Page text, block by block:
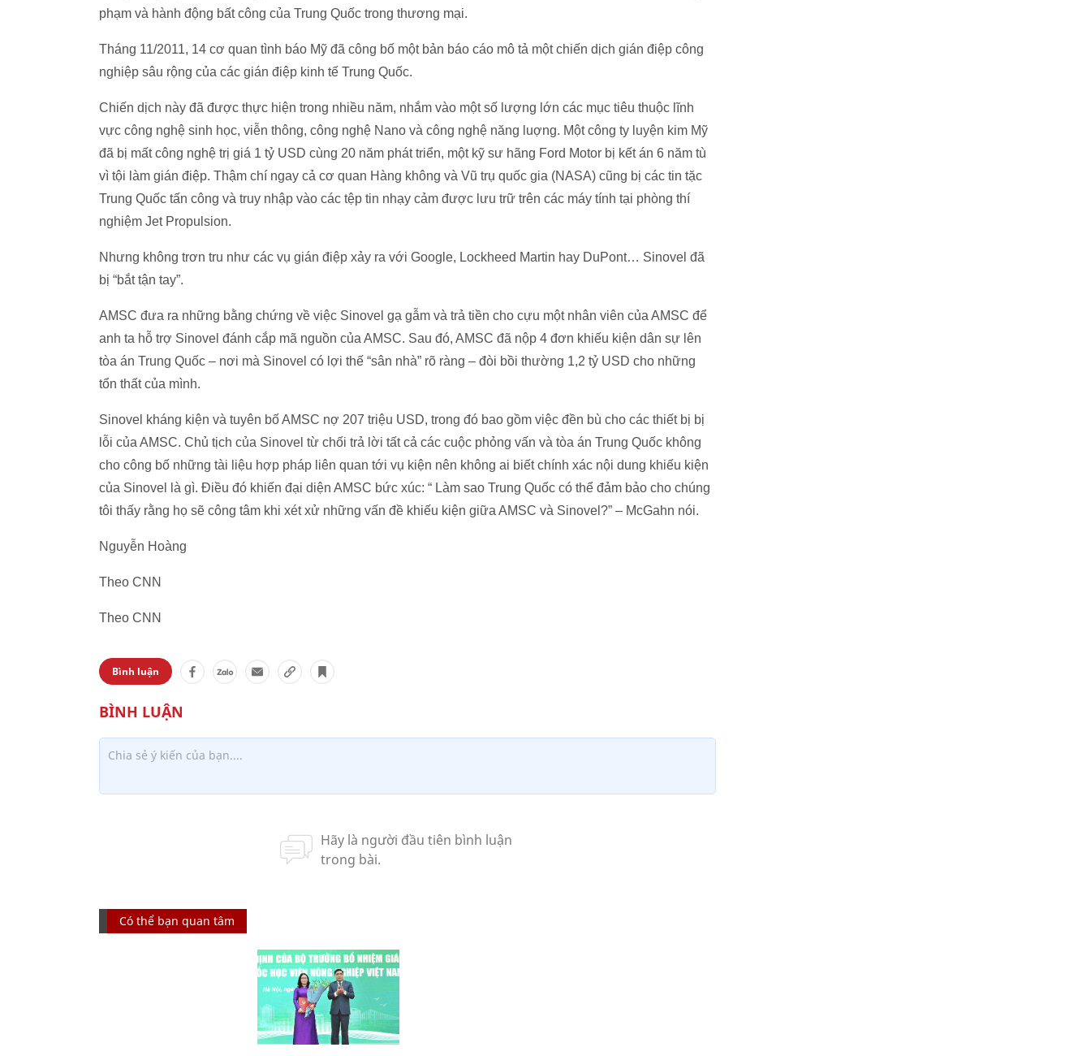
phạm và hành động bất công của Trung Quốc trong thương mại.
Tháng 11/2011, 14 cơ quan tình báo Mỹ đã công bố một bản báo cáo mô tả một chiến dịch gián điệp công
nghiệp sâu rộng của các gián điệp kinh tế Trung Quốc.
Chiến dịch này đã được thực hiện trong nhiều năm, nhắm vào một số lượng lớn các mục tiêu thuộc lĩnh
vực công nghệ sinh học, viễn thông, công nghệ Nano và công nghệ năng luợng. Một công ty luyện kim Mỹ
đã bị mất công nghệ trị giá 1 tỷ USD cùng 20 năm phát triển, một kỹ sư hãng Ford Motor bị kết án 6 năm tù
vì tội làm gián điệp. Thậm chí ngay cả cơ quan Hàng không và Vũ trụ quốc gia (NASA) cũng bị các tin tặc
Trung Quốc tấn công và truy nhập vào các tệp tin nhạy cảm được lưu trữ trên các máy tính tại phòng thí
nghiệm Jet Propulsion.
Nhưng không trơn tru như các vụ gián điệp xảy ra với Google, Lockheed Martin hay DuPont… Sinovel đã
bị “bắt tận tay”.
AMSC đưa ra những bằng chứng về việc Sinovel gạ gẫm và trả tiền cho cựu một nhân viên của AMSC để
anh ta hỗ trợ Sinovel đánh cắp mã nguồn của AMSC. Sau đó, AMSC đã nộp 4 đơn khiếu kiện dân sự lên
tòa án Trung Quốc – nơi mà Sinovel có lợi thế “sân nhà” rõ ràng – đòi bồi thường 1,2 tỷ USD cho những
tổn thất của mình.
Sinovel kháng kiện và tuyên bố AMSC nợ 207 triệu USD, trong đó bao gồm việc đền bù cho các thiết bị bị
lỗi của AMSC. Chủ tịch của Sinovel từ chối trả lời tất cả các cuộc phỏng vấn và tòa án Trung Quốc không
cho công bố những tài liệu hợp pháp liên quan tới vụ kiện nên không ai biết chính xác nội dung khiếu kiện
của Sinovel là gì. Điều đó khiến đại diện AMSC bức xúc: “ Làm sao Trung Quốc có thể đảm bảo cho chúng
tôi thấy rằng họ sẽ công tâm khi xét xử những vấn đề khiếu kiện giữa AMSC và Sinovel?” – McGahn nói.
Nguyễn Hoàng
Theo CNN
Theo CNN
Bình luận
Có thể bạn quan tâm